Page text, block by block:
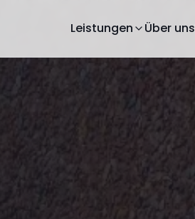
Leistungen
Über uns